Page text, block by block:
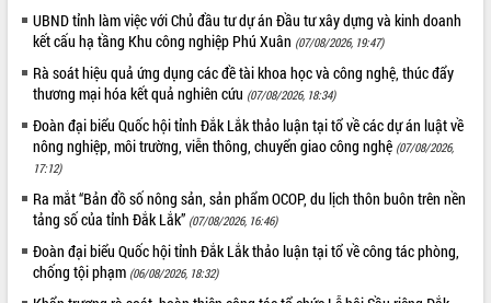
Lễ phát động chuỗi hoạt động chung
tay làm sạch môi trường
Xã Ea Kar bước chuyển mình trong
công tác cải cách hành chính mô hình
mới
UBND tỉnh họp báo định kỳ tháng 4
năm 2026
Hội thảo khoa học “Giải pháp thúc đẩy
phát triển nền kinh tế xanh tại tỉnh
Đắk Lắk”
Tăng cường giám sát, đôn đốc thực
hiện nhiệm vụ quản lý tài sản công
hàng tuần
UBND tỉnh làm việc với Chủ đầu tư dự án Đầu tư xây dựng và kinh doanh
kết cấu hạ tầng Khu công nghiệp Phú Xuân (07/08/2026, 19:47)
Rà soát hiệu quả ứng dụng các đề tài khoa học và công nghệ, thúc đẩy
thương mại hóa kết quả nghiên cứu (07/08/2026, 18:34)
Đoàn đại biểu Quốc hội tỉnh Đắk Lắk thảo luận tại tổ về các dự án luật về
nông nghiệp, môi trường, viễn thông, chuyển giao công nghệ (07/08/2026,
17:12)
Ra mắt “Bản đồ số nông sản, sản phẩm OCOP, du lịch thôn buôn trên nền
tảng số của tỉnh Đắk Lắk” (07/08/2026, 16:46)
Đoàn đại biểu Quốc hội tỉnh Đắk Lắk thảo luận tại tổ về công tác phòng,
chống tội phạm (06/08/2026, 18:32)